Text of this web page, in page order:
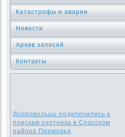
Катастрофы и аварии
Новости
Архив записей
Контакты
Добровольцы подключились к
поискам охотника в Спасском
районе Приморья